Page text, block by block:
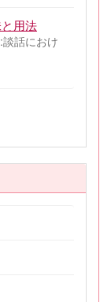
用法
話におけ